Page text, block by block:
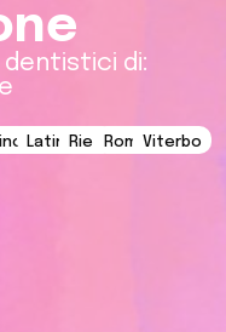
di:
LatinaRieti RomaViterbo